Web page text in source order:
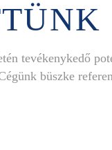
tevékenykedő
büszke